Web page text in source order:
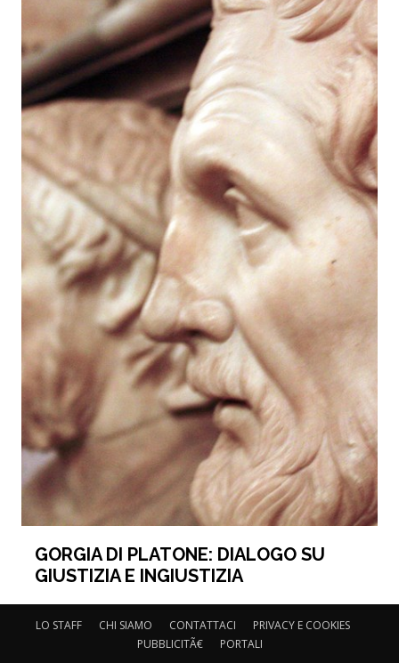
GORGIA DI PLATONE: DIALOGO SU
GIUSTIZIA E INGIUSTIZIA
LO STAFF CHI SIAMO CONTATTACI
PRIVACY E COOKIES
PUBBLICITÃ€
PORTALI